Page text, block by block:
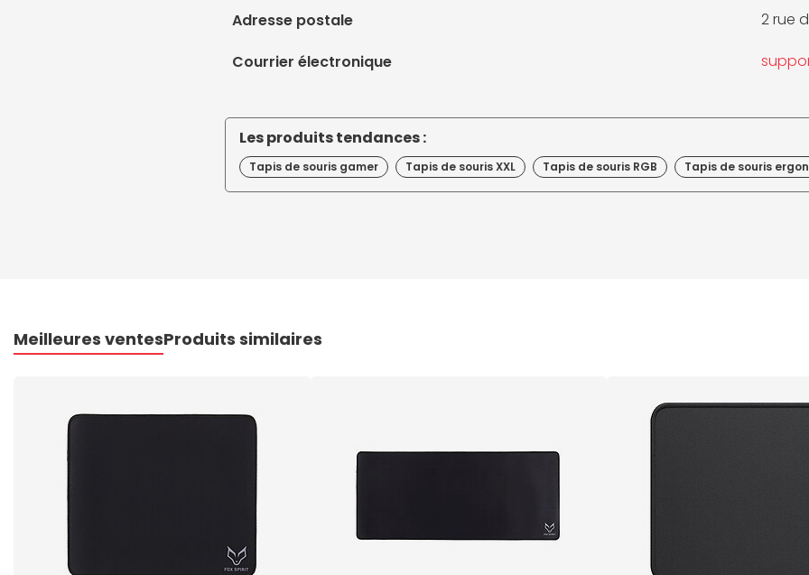
Adresse postale 2 rue
Courrier électronique
Les produits tendances :
Tapis de souris gamer Tapis de souris XXL Tapis de souris RGB Tapis de souris
Meilleures ventesProduits similaires